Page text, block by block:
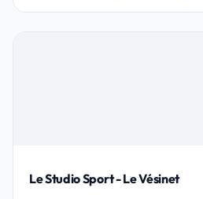
Le Studio Sport - Le Vésinet